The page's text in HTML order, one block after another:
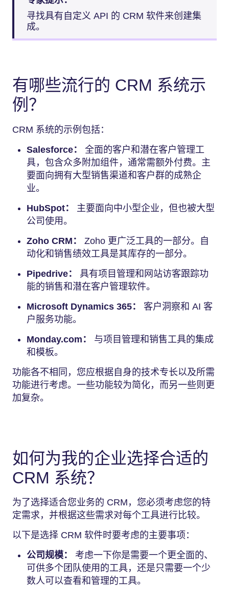
寻找具有自定义 API 的 CRM 软件来创建集
成。
有哪些流行的 CRM 系统示
例？
CRM 系统的示例包括：
Salesforce： 全面的客户和潜在客户管理工
具，包含众多附加组件，通常需额外付费。主
要面向拥有大型销售渠道和客户群的成熟企
业。
HubSpot：
主要面向中小型企业，但也被大型
公司使用。
Zoho CRM： Zoho 更广泛工具的一部分。自
动化和销售绩效工具是其库存的一部分。
Pipedrive：
具有项目管理和网站访客跟踪功
能的销售和潜在客户管理软件。
Microsoft Dynamics 365： 客户洞察和 AI 客
户服务功能。
Monday.com： 与项目管理和销售工具的集成
和模板。
功能各不相同，您应根据自身的技术专长以及所需
功能进行考虑。一些功能较为简化，而另一些则更
加复杂。
如何为我的企业选择合适的
CRM 系统？
为了选择适合您业务的 CRM，您必须考虑您的特
定需求，并根据这些需求对每个工具进行比较。
以下是选择 CRM 软件时要考虑的主要事项：
公司规模： 考虑一下你是需要一个更全面的、
可供多个团队使用的工具，还是只需要一个少
数人可以查看和管理的工具。